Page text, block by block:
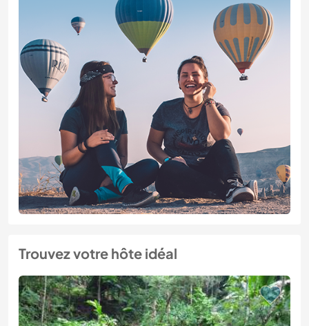
Trouvez votre hôte idéal